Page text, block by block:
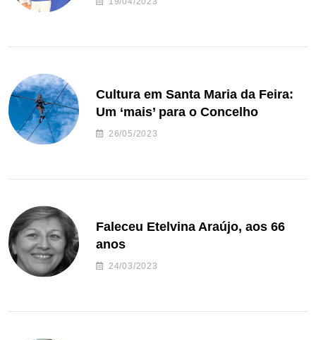
Cultura em Santa Maria da Feira:
Um ‘mais’ para o Concelho
26/05/2023
Faleceu Etelvina Araújo, aos 66
anos
24/03/2023